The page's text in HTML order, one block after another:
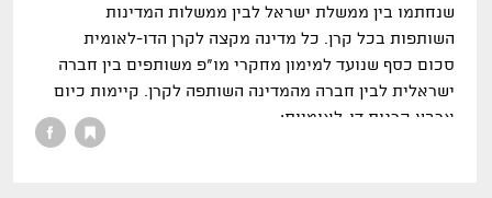
שנחתמו בין ממשלת ישראל לבין ממשלות המדינות
השותפות בכל קרן. כל מדינה מקצה לקרן הדו-לאומית
סכום כסף שנועד למימון מחקרי מו"פ משותפים בין חברה
ישראלית לבין חברה מהמדינה השותפה לקרן. קיימות כיום
ארבע קרנות דו לאומיות: